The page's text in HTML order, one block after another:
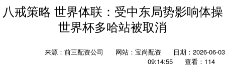
八戒策略 世界体联：受中东局势影响体操
世界杯多哈站被取消
来源：前三配资公司 网站：宝尚配资
日期：2026-06-03
09:14:55
查看：114